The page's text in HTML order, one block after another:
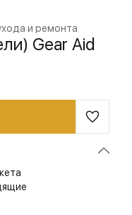
и ремонта
Gear Aid